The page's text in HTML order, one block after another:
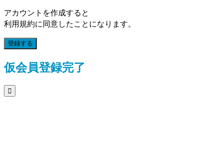
アカウントを作成すると
利用規約に同意したことになります。
登録する
仮会員登録完了
